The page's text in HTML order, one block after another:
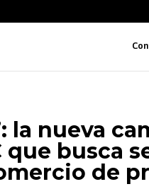
la nueva
que busca
de